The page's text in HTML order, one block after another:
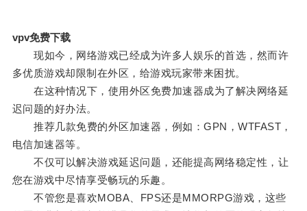
vpv免费下载
现如今，网络游戏已经成为许多人娱乐的首选，然而许
多优质游戏却限制在外区，给游戏玩家带来困扰。
在这种情况下，使用外区免费加速器成为了解决网络延
迟问题的好办法。
推荐几款免费的外区加速器，例如：GPN，WTFAST，
电信加速器等。
不仅可以解决游戏延迟问题，还能提高网络稳定性，让
您在游戏中尽情享受畅玩的乐趣。
不管您是喜欢MOBA、FPS还是MMORPG游戏，这些